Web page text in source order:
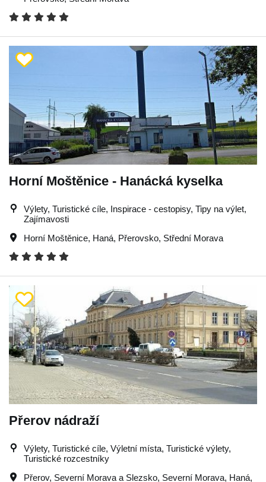
Horní Moštěnice - Hanácká kyselka
Výlety, Turistické cíle, Inspirace - cestopisy, Tipy na výlet,
Zajímavosti
Horní Moštěnice, Haná, Přerovsko, Střední Morava
Přerov nádraží
Výlety, Turistické cíle, Výletní místa, Turistické výlety,
Turistické rozcestníky
Přerov, Severní Morava a Slezsko, Severní Morava, Haná,